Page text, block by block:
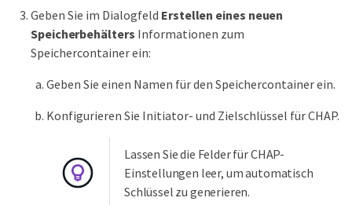
Geben Sie im Dialogfeld Erstellen eines neuen
Speicherbehälters Informationen zum
Speichercontainer ein:
Geben Sie einen Namen für den Speichercontainer ein.
Konfigurieren Sie Initiator- und Zielschlüssel für CHAP.
Lassen Sie die Felder für CHAP-
Einstellungen leer, um automatisch
Schlüssel zu generieren.